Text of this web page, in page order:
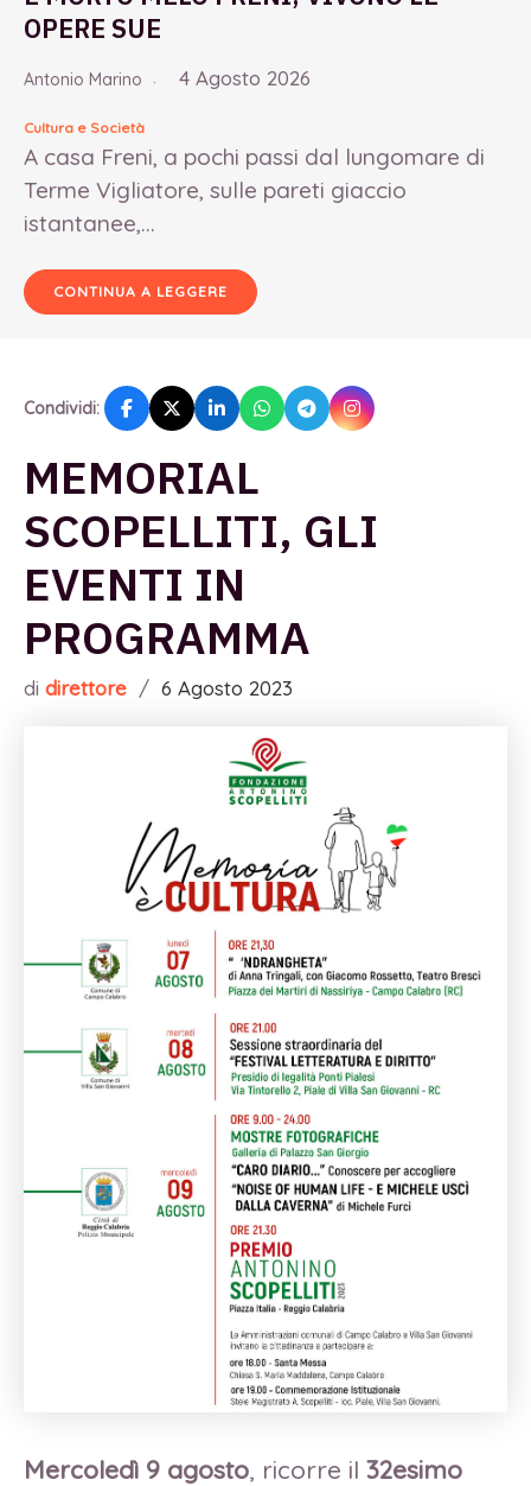
OPERE SUE
Antonio Marino 4 Agosto 2026
Cultura e Società
A casa Freni, a pochi passi dal lungomare di
Terme Vigliatore, sulle pareti giaccio
istantanee,...
CONTINUA A LEGGERE
Condividi:
MEMORIAL
SCOPELLITI, GLI
EVENTI IN
PROGRAMMA
di direttore / 6 Agosto 2023
Mercoledì 9 agosto, ricorre il 32esimo